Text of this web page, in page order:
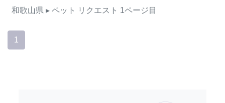
和歌山県 ▸ ペット リクエスト 1ページ目
1